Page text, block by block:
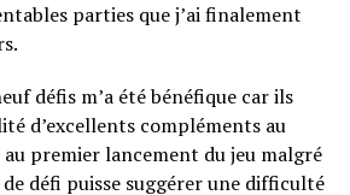
parties que j’ai finalement
défis m’a été bénéfique car ils
d’excellents compléments au
premier lancement du jeu malgré
défi puisse suggérer une difficulté